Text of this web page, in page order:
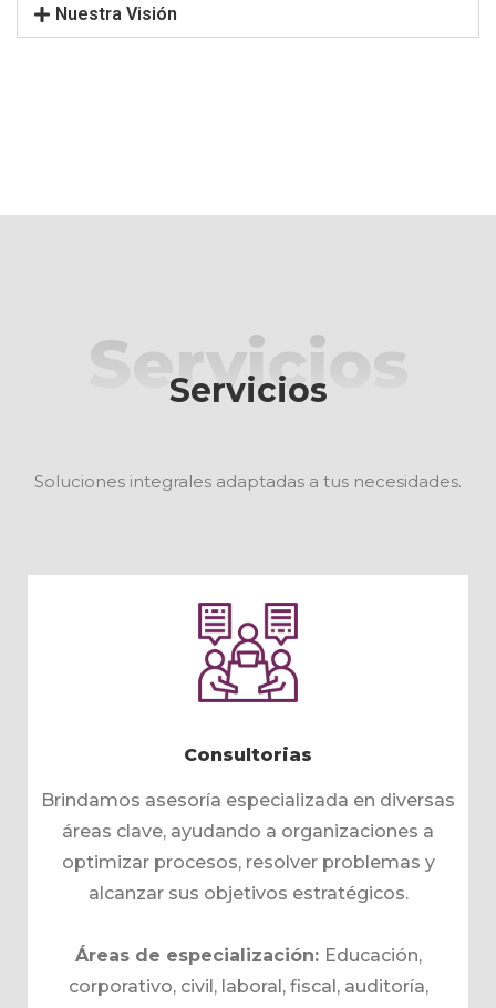
Nuestra Visión
Servicios
Servicios
Soluciones integrales adaptadas a tus necesidades.
Consultorias
Brindamos asesoría especializada en diversas
áreas clave, ayudando a organizaciones a
optimizar procesos, resolver problemas y
alcanzar sus objetivos estratégicos.
Áreas de especialización: Educación,
corporativo, civil, laboral, fiscal, auditoría,